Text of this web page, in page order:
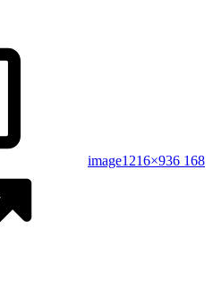
image1216×936 168